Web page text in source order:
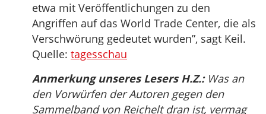
etwa mit Veröffentlichungen zu den
Angriffen auf das World Trade Center, die als
Verschwörung gedeutet wurden”, sagt Keil.
Quelle: tagesschau
Anmerkung unseres Lesers H.Z.:Was an
den Vorwürfen der Autoren gegen den
Sammelband von Reichelt dran ist, vermag